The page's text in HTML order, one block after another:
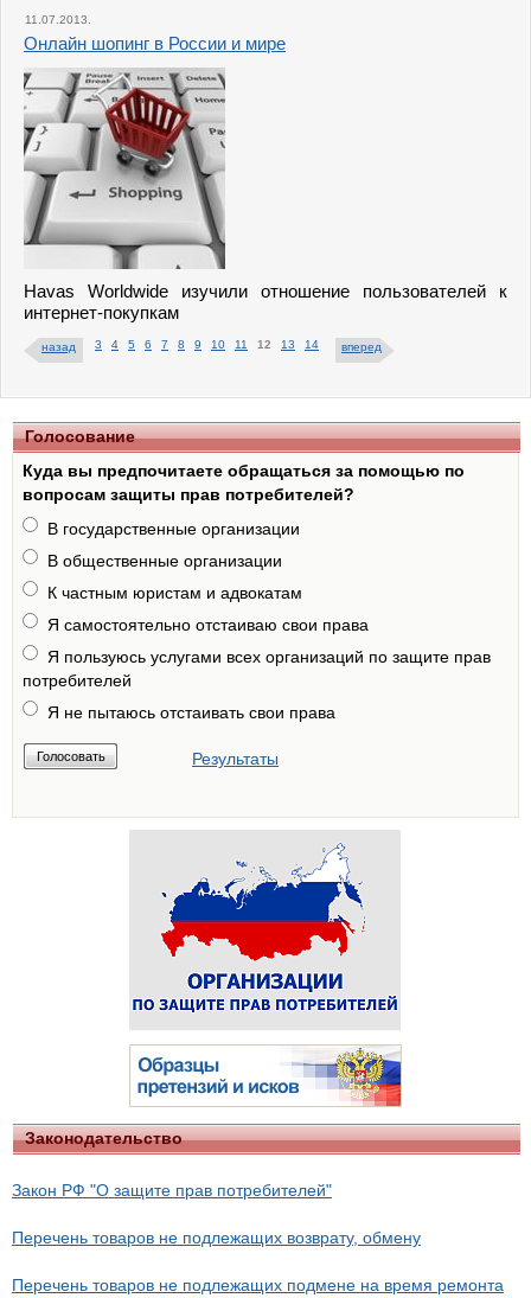
11.07.2013.
Онлайн шопинг в России и мире
Havas Worldwide изучили отношение пользователей к
интернет-покупкам
назад 3 4 5 6 7 8 9 10 11 12 13 14 вперед
Голосование
Куда вы предпочитаете обращаться за помощью по
вопросам защиты прав потребителей?
В государственные организации
В общественные организации
К частным юристам и адвокатам
Я самостоятельно отстаиваю свои права
Я пользуюсь услугами всех организаций по защите прав
потребителей
Я не пытаюсь отстаивать свои права
Результаты
Законодательство
Закон РФ "О защите прав потребителей"
Перечень товаров не подлежащих возврату, обмену
Перечень товаров не подлежащих подмене на время ремонта